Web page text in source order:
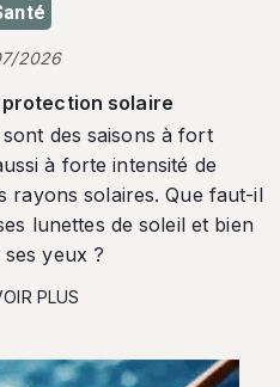
2026
solaire
des saisons à fort
à forte intensité de
rayons solaires. Que faut-il
lunettes de soleil et bien
yeux ?
PLUS